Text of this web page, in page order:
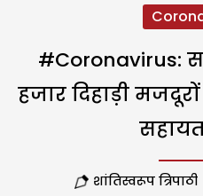
#coronavirus:
हजार दिहाड़ी
शांतिस्वरूप त्रिपाठी